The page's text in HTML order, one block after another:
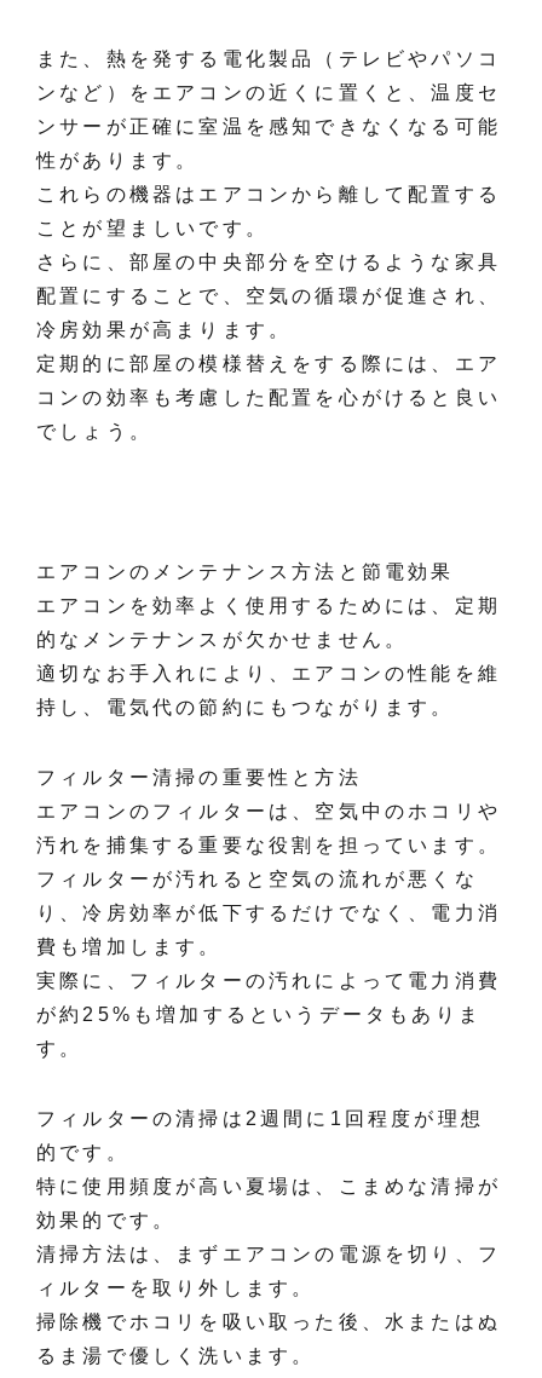
また、熱を発する電化製品（テレビやパソコ
ンなど）をエアコンの近くに置くと、温度セ
ンサーが正確に室温を感知できなくなる可能
性があります。
これらの機器はエアコンから離して配置する
ことが望ましいです。
さらに、部屋の中央部分を空けるような家具
配置にすることで、空気の循環が促進され、
冷房効果が高まります。
定期的に部屋の模様替えをする際には、エア
コンの効率も考慮した配置を心がけると良い
でしょう。
エアコンのメンテナンス方法と節電効果
エアコンを効率よく使用するためには、定期
的なメンテナンスが欠かせません。
適切なお手入れにより、エアコンの性能を維
持し、電気代の節約にもつながります。
フィルター清掃の重要性と方法
エアコンのフィルターは、空気中のホコリや
汚れを捕集する重要な役割を担っています。
フィルターが汚れると空気の流れが悪くな
り、冷房効率が低下するだけでなく、電力消
費も増加します。
実際に、フィルターの汚れによって電力消費
が約25%も増加するというデータもありま
す。
フィルターの清掃は2週間に1回程度が理想
的です。
特に使用頻度が高い夏場は、こまめな清掃が
効果的です。
清掃方法は、まずエアコンの電源を切り、フ
ィルターを取り外します。
掃除機でホコリを吸い取った後、水またはぬ
るま湯で優しく洗います。